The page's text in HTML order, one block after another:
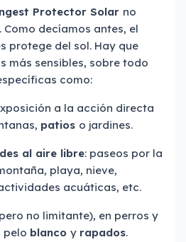
Protector Solar no
Como decíamos antes, el
protege del sol. Hay que
más sensibles, sobre todo
como:
a la acción directa
patios o jardines.
al aire libre: paseos por la
playa, nieve,
acuáticas, etc.
no limitante), en perros y
pelo blanco y rapados.